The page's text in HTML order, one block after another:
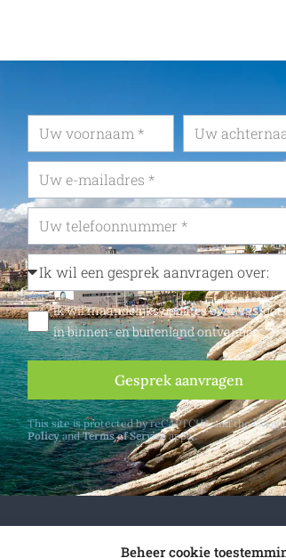
Beheer cookie
Ik wil maandelijks updates over
in binnen- en buitenland ontvangen
Gesprek aanvragen
This site is protected by reCAPTCHA and the
PolicyandTerms of Serviceapply.
en buitenland.